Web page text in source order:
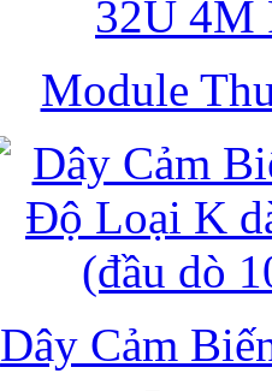
Module
Dây Cảm